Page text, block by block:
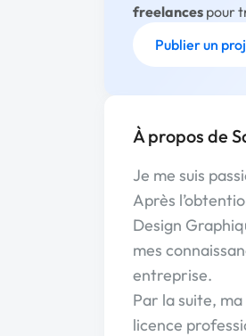
freelances pour
Publier un
À propos de
Je me suis
Après
Design
mes
entreprise.
Par la suite,
licence